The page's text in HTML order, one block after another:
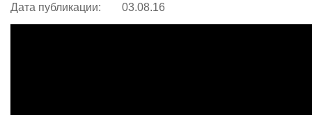
Дата публикации:
03.08.16